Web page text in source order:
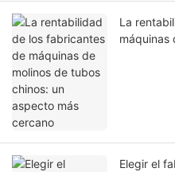
La
máquinas
Elegir el